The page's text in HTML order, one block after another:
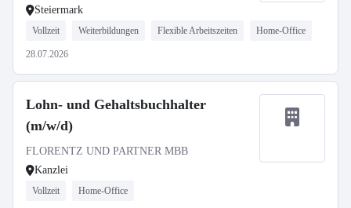
Steiermark
Vollzeit Weiterbildungen Flexible Arbeitszeiten Home-Office
28.07.2026
Lohn- und Gehaltsbuchhalter
(m/w/d)
FLORENTZ UND PARTNER MBB
Kanzlei
Vollzeit Home-Office